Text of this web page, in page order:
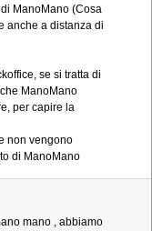
ManoMano (Cosa
anche a distanza di
se si tratta di
ManoMano
per capire la
non vengono
di ManoMano
mano , abbiamo